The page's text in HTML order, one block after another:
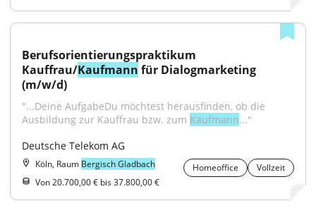
Berufsorientierungspraktikum
Kauffrau/Kaufmann für Dialogmarketing
(m/w/d)
"...Deine AufgabeDu möchtest herausfinden, ob die
Ausbildung zur Kauffrau bzw. zum Kaufmann..."
Deutsche Telekom AG
Köln, Raum Bergisch Gladbach Homeoffice
Vollzeit
Von 20.700,00 € bis 37.800,00 €